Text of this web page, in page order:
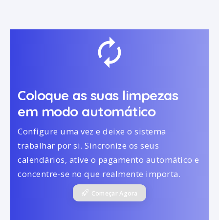
autorenew
Coloque as suas limpezas
em modo automático
Configure uma vez e deixe o sistema
trabalhar por si. Sincronize os seus
calendários, ative o pagamento automático e
concentre-se no que realmente importa.
Começar Agora